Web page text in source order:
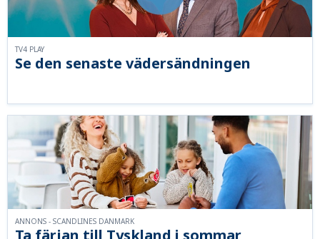
Se den senaste vädersändningen
TV4 PLAY
ANNONS - SCANDLINES DANMARK